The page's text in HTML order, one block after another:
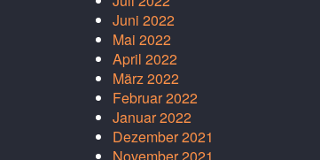
Juni 2022
Mai 2022
April 2022
März 2022
Februar 2022
Januar 2022
Dezember 2021
November 2021